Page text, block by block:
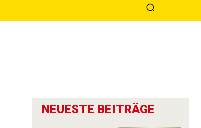
NEUESTE BEITRÄGE